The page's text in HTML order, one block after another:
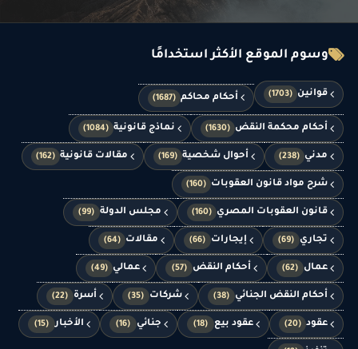
وسوم الموقع الأكثر استخدامًا
قوانين (1703) أحكام محاكم (1687)
أحكام محكمة النقض (1630) نماذج قانونية (1084)
مدني (238) أحوال شخصية (169) مقالات قانونية (162)
شرح مواد قانون العقوبات (160)
قانون العقوبات المصري (160) مجلس الدولة (99)
تجاري (69) إيجارات (66) مقالات (64)
عمال (62) أحكام النقض (57) عمالي (49)
أحكام النقض الجنائي (38) شركات (35) أسرة (22)
عقود (20) عقود بيع (18) جنائي (16) الأخبار (15)